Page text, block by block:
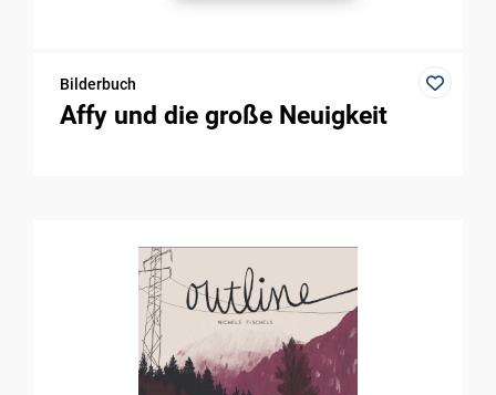
Bilderbuch
Affy und die große Neuigkeit